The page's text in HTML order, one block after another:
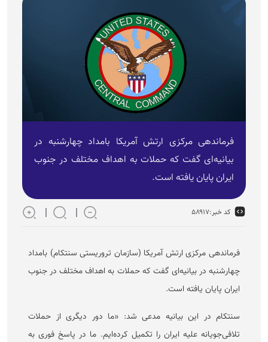
فرماندهی مرکزی ارتش آمریکا بامداد چهارشنبه در
بیانیه‌ای گفت که حملات به اهداف مختلف در جنوب
ایران پایان یافته است.
کد خبر:۵۸۹۱۷
فرماندهی مرکزی ارتش آمریکا (سازمان تروریستی سنتکام) بامداد
چهارشنبه در بیانیه‌ای گفت که حملات به اهداف مختلف در جنوب
ایران پایان یافته است.
سنتکام در این بیانیه مدعی شد: «ما دور دیگری از حملات
تلافی‌جویانه علیه ایران را تکمیل کرده‌ایم. ما در پاسخ فوری به